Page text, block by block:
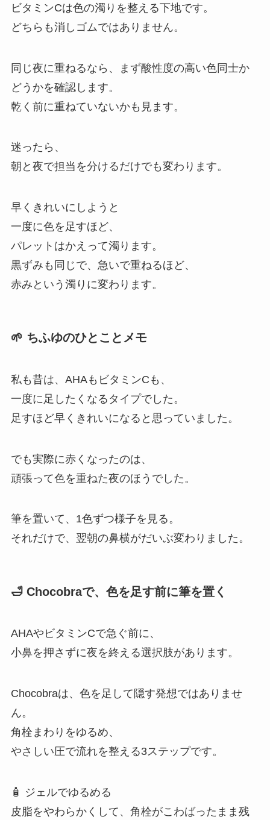
ビタミンCは色の濁りを整える下地です。
どちらも消しゴムではありません。
同じ夜に重ねるなら、まず酸性度の高い色同士か
どうかを確認します。
乾く前に重ねていないかも見ます。
迷ったら、
朝と夜で担当を分けるだけでも変わります。
早くきれいにしようと
一度に色を足すほど、
パレットはかえって濁ります。
黒ずみも同じで、急いで重ねるほど、
赤みという濁りに変わります。
🌱 ちふゆのひとことメモ
私も昔は、AHAもビタミンCも、
一度に足したくなるタイプでした。
足すほど早くきれいになると思っていました。
でも実際に赤くなったのは、
頑張って色を重ねた夜のほうでした。
筆を置いて、1色ずつ様子を見る。
それだけで、翌朝の鼻横がだいぶ変わりました。
🛁 Chocobraで、色を足す前に筆を置く
AHAやビタミンCで急ぐ前に、
小鼻を押さずに夜を終える選択肢があります。
Chocobraは、色を足して隠す発想ではありませ
ん。
角栓まわりをゆるめ、
やさしい圧で流れを整える3ステップです。
🧴 ジェルでゆるめる
皮脂をやわらかくして、角栓がこわばったまま残